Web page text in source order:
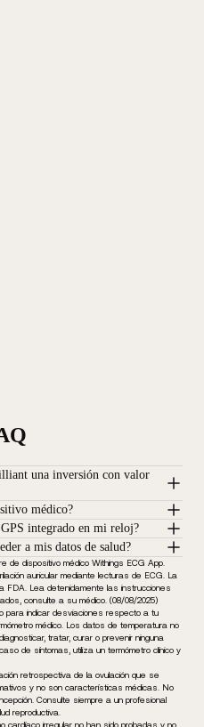
una inversión con valor
médico?
GPS integrado en mi reloj?
a mis datos de salud?
de dispositivo médico Withings ECG App.
auricular mediante lecturas de ECG. La
FDA. Lea detenidamente las instrucciones
consulte a su médico. (08/08/2025)
para indicar desviaciones respecto a tu
médico. Los datos de temperatura no
tratar, curar o prevenir ninguna
de síntomas, utiliza un termómetro clínico y
retrospectiva de la ovulación que se
y no son características médicas. No
Consulte siempre a un profesional
reproductiva.
cardíaco irregular no han sido probadas y no